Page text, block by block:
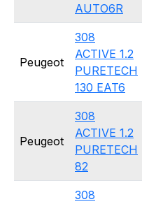
AUTO6R
Peugeot
308
ACTIVE 1.2
PURETECH
130 EAT6
Peugeot
308
ACTIVE 1.2
PURETECH
82
308